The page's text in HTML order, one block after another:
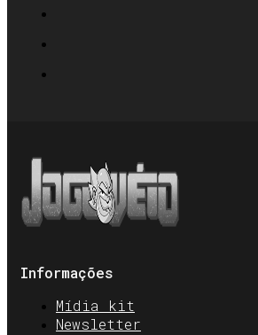
Informações
Mídia kit
Newsletter